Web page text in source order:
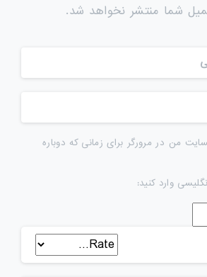
شما منتشر نخواهد شد.
من در مرورگر برای زمانی که دوباره
وارد کنید: